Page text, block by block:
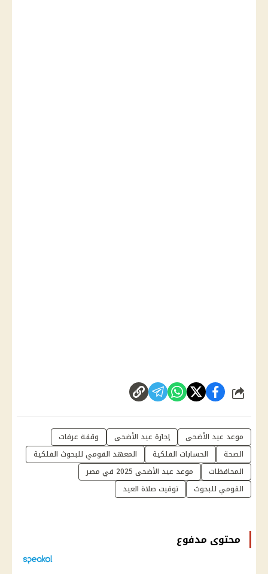
شارك
موعد عيد الأضحى إجازة عيد الأضحى
وقفة عرفات
الصحة
الحسابات الفلكية
المعهد القومي للبحوث الفلكية
المحافظات
موعد عيد الأضحى 2025 في مصر
القومي للبحوث
توقيت صلاة العيد
محتوى مدفوع